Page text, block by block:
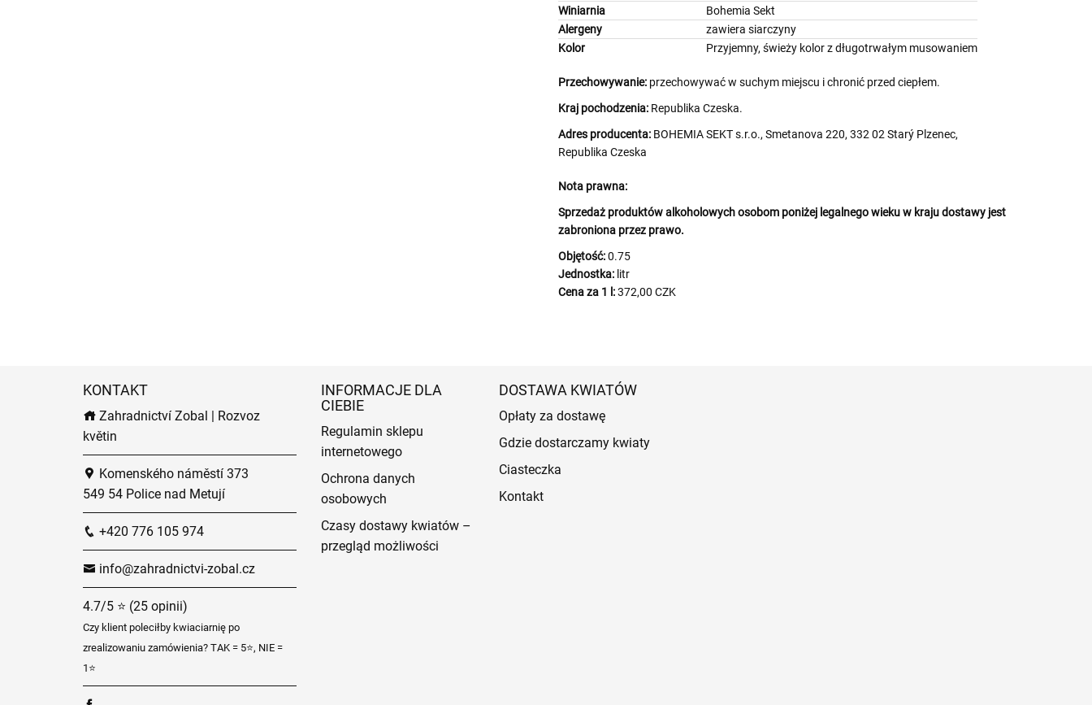
Winiarnia
Bohemia Sekt
Alergeny
zawiera siarczyny
Kolor
Przyjemny, świeży kolor z długotrwałym musowaniem
Przechowywanie: przechowywać w suchym miejscu i chronić przed ciepłem.
Kraj pochodzenia: Republika Czeska.
Adres producenta: BOHEMIA SEKT s.r.o., Smetanova 220, 332 02 Starý Plzenec,
Republika Czeska
Nota prawna:
Sprzedaż produktów alkoholowych osobom poniżej legalnego wieku w kraju dostawy jest
zabroniona przez prawo.
Objętość:0.75
Jednostka: litr
Cena za 1 l:372,00 CZK
KONTAKT
Zahradnictví Zobal | Rozvoz
květin
Komenského náměstí 373
549 54 Police nad Metují
+420 776 105 974
info@zahradnictvi-zobal.cz
4.7/5 ⭐ (25 opinii)
Czy klient poleciłby kwiaciarnię po
zrealizowaniu zamówienia? TAK = 5⭐, NIE =
1⭐
INFORMACJE DLA
CIEBIE
Regulamin sklepu
internetowego
Ochrona danych
osobowych
Czasy dostawy kwiatów –
przegląd możliwości
DOSTAWA KWIATÓW
Opłaty za dostawę
Gdzie dostarczamy kwiaty
Ciasteczka
Kontakt